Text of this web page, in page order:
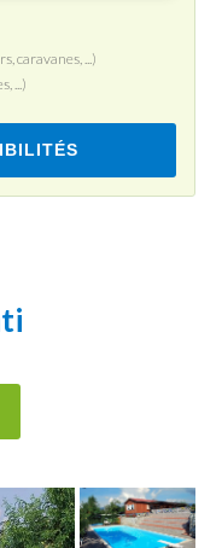
caravanes, ...)
...)